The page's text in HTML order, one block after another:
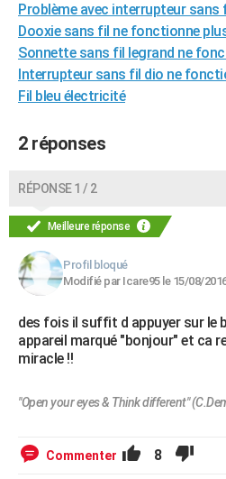
CARTE DE VOEUX
Carte de Noël
Carte Bonne année
Carte Saint-Valentin
Carte Pâques
Carte d'anniversaire
DICTIONNAIRE
FORUM
Bricolage
Lifestyle
Culture
Sport
Auto
Television
Voyage
Cinema
Problème avec interrupteur sans
Dooxie sans fil ne fonctionne
Sonnette sans fil legrand ne
Interrupteur sans fil dio ne
Fil bleu électricité
2 réponses
RÉPONSE 1 / 2
Meilleure réponse
Profil bloqué
Modifié par Icare95 le 15/08/
des fois il suffit d appuyer sur le
appareil marqué "bonjour" et ca
miracle !!
"Open your eyes & Think different"
Commenter 8